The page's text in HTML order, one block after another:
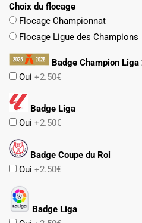
Choix du flocage
Flocage Championnat
Flocage Ligue des Champions
Badge Champion
Oui +2.50€
Badge Liga
Oui +2.50€
Badge Coupe du Roi
Oui +2.50€
Badge Liga